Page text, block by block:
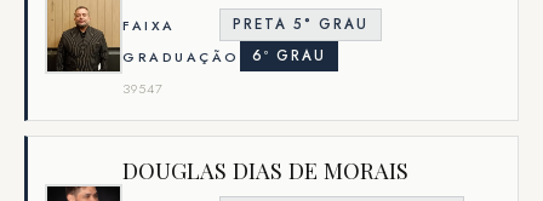
FAIXA
PRETA 5° GRAU
GRADUAÇÃO
6º GRAU
39547
DOUGLAS DIAS DE MORAIS